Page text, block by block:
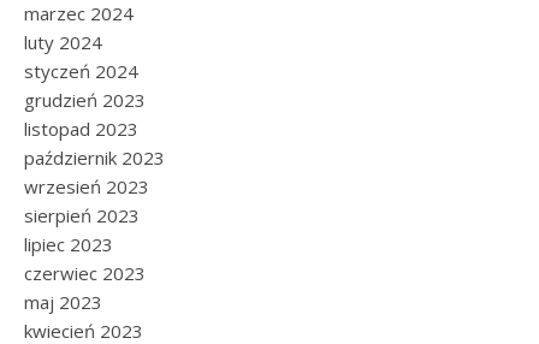
marzec 2024
luty 2024
styczeń 2024
grudzień 2023
listopad 2023
październik 2023
wrzesień 2023
sierpień 2023
lipiec 2023
czerwiec 2023
maj 2023
kwiecień 2023